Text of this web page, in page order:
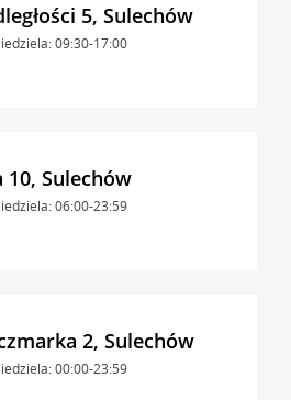
5, Sulechów
09:30-17:00
10, Sulechów
06:00-23:59
2, Sulechów
00:00-23:59